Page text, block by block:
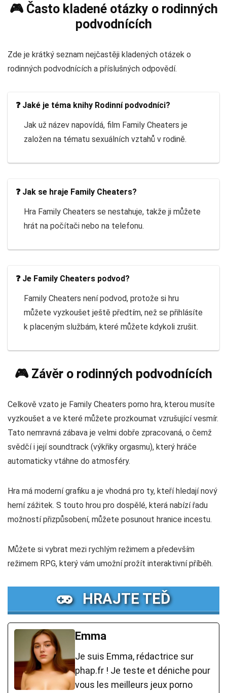
🎮 Často kladené otázky o rodinných
podvodnících
Zde je krátký seznam nejčastěji kladených otázek o
rodinných podvodnících a příslušných odpovědí.
❓ Jaké je téma knihy Rodinní podvodníci?
Jak už název napovídá, film Family Cheaters je
založen na tématu sexuálních vztahů v rodině.
❓ Jak se hraje Family Cheaters?
Hra Family Cheaters se nestahuje, takže ji můžete
hrát na počítači nebo na telefonu.
❓ Je Family Cheaters podvod?
Family Cheaters není podvod, protože si hru
můžete vyzkoušet ještě předtím, než se přihlásíte
k placeným službám, které můžete kdykoli zrušit.
🎮 Závěr o rodinných podvodnících
Celkově vzato je Family Cheaters porno hra, kterou musíte
vyzkoušet a ve které můžete prozkoumat vzrušující vesmír.
Tato nemravná zábava je velmi dobře zpracovaná, o čemž
svědčí i její soundtrack (výkřiky orgasmu), který hráče
automaticky vtáhne do atmosféry.
Hra má moderní grafiku a je vhodná pro ty, kteří hledají nový
herní zážitek. S touto hrou pro dospělé, která nabízí řadu
možností přizpůsobení, můžete posunout hranice incestu.
Můžete si vybrat mezi rychlým režimem a především
režimem RPG, který vám umožní prožít interaktivní příběh.
HRAJTE TEĎ
Emma
Je suis Emma, rédactrice sur
phap.fr ! Je teste et déniche pour
vous les meilleurs jeux porno